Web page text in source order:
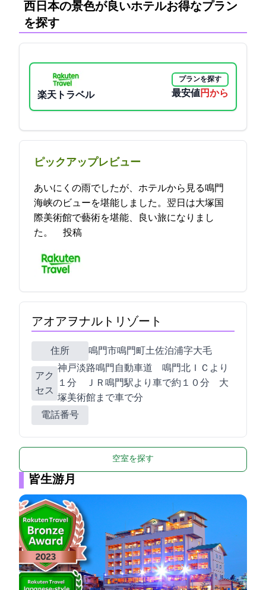
西日本の景色が良いホテル:お得なプラン
を探す
楽天トラベル
プランを探す
最安値12825円から
ピックアップレビュー
あいにくの雨でしたが、ホテルから見る鳴門
海峡のビューを堪能しました。翌日は大塚国
際美術館で藝術を堪能、良い旅になりまし
た。 2023-05-20 06:50:55投稿
アオアヲナルトリゾート
住所 鳴門市鳴門町土佐泊浦字大毛16-45
アク
セス
神戸淡路鳴門自動車道 鳴門北ＩＣより
１分 ＪＲ鳴門駅より車で約１０分 大
塚美術館まで車で3分
電話番号
空室を探す
皆生游月